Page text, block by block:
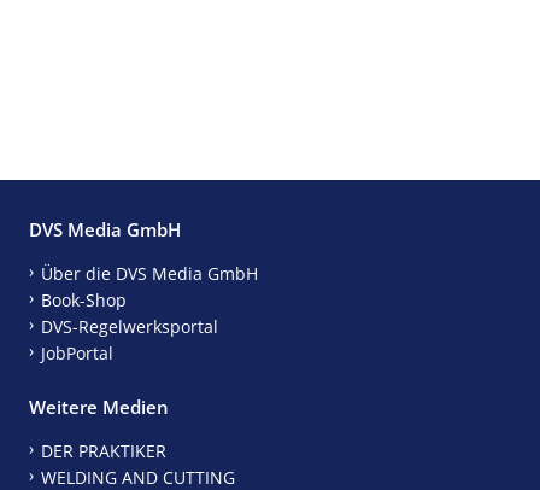
DVS Media GmbH
Über die DVS Media GmbH
Book-Shop
DVS-Regelwerksportal
JobPortal
Weitere Medien
DER PRAKTIKER
WELDING AND CUTTING